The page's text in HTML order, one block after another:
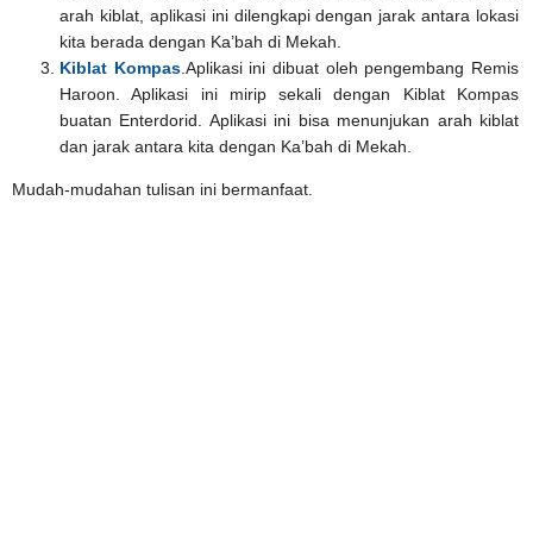
arah kiblat, aplikasi ini dilengkapi dengan jarak antara lokasi
kita berada dengan Ka’bah di Mekah.
Kiblat Kompas.Aplikasi ini dibuat oleh pengembang Remis
Haroon. Aplikasi ini mirip sekali dengan Kiblat Kompas
buatan Enterdorid. Aplikasi ini bisa menunjukan arah kiblat
dan jarak antara kita dengan Ka’bah di Mekah.
Mudah-mudahan tulisan ini bermanfaat.